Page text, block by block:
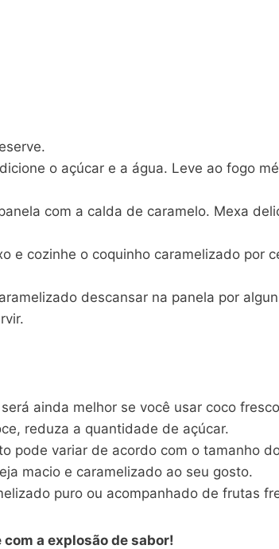
o açúcar e a água. Leve ao fogo
com a calda de caramelo. Mexa
e cozinhe o coquinho caramelizado por
descansar na panela por
ainda melhor se você usar coco
reduza a quantidade de açúcar.
pode variar de acordo com o tamanho
macio e caramelizado ao seu gosto.
puro ou acompanhado de frutas
a explosão de sabor!